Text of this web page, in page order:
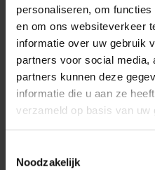
personaliseren, om
en om ons websiteverkeer
informatie over uw gebruik
partners voor social media,
partners kunnen deze
informatie die u aan ze
verzameld op basis van
Noodzakelijk
Design Line